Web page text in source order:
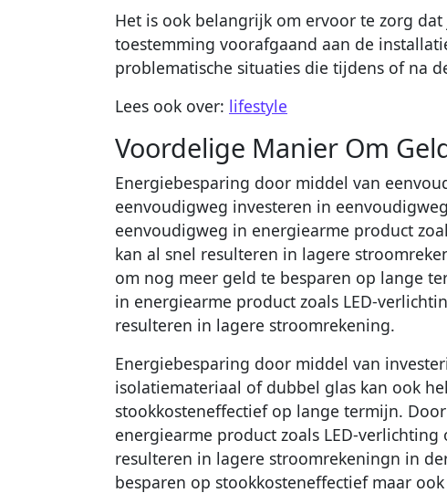
Het is ook belangrijk om ervoor te zorg
toestemming voorafgaand aan de
problematische situaties die tijdens of na
Lees ook over: lifestyle
Voordelige Manier Om
Energiebesparing door middel van
eenvoudigweg investeren in
eenvoudigweg in energiearme product
kan al snel resulteren in lagere
om nog meer geld te besparen op lange
in energiearme product zoals LED-
resulteren in lagere stroomrekening.
Energiebesparing door middel van
isolatiemateriaal of dubbel glas kan ook
stookkosteneffectief op lange termijn.
energiearme product zoals LED-
resulteren in lagere stroomrekeningn in
besparen op stookkosteneffectief maar